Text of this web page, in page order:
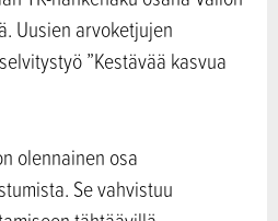
Uusien arvoketjujen
”Kestävää kasvua
olennainen osa
Se vahvistuu